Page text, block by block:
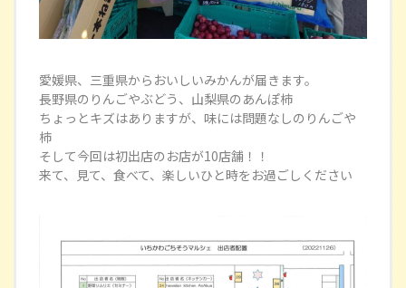
愛媛県、三重県からおいしいみかんが届きます。
長野県のりんごやぶどう、山梨県のあんぽ柿
ちょっとキズはありますが、味には問題なしのりんごや
柿
そして今回は初出店のお店が10店舗！！
来て、見て、食べて、楽しいひと時をお過ごしください